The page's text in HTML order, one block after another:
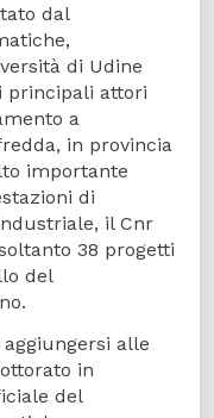
dal
di Udine
principali attori
a
in provincia
importante
di
il Cnr
38 progetti
del
alle
in
del